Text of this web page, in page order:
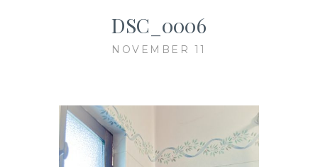
DSC_0006
NOVEMBER 11